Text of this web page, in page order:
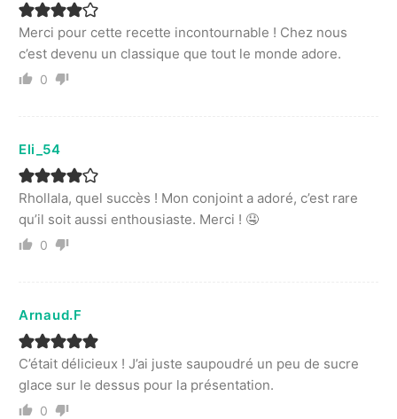
Merci pour cette recette incontournable ! Chez nous
c’est devenu un classique que tout le monde adore.
0
Eli_54
Rhollala, quel succès ! Mon conjoint a adoré, c’est rare
qu’il soit aussi enthousiaste. Merci ! 🤤
0
Arnaud.F
C’était délicieux ! J’ai juste saupoudré un peu de sucre
glace sur le dessus pour la présentation.
0